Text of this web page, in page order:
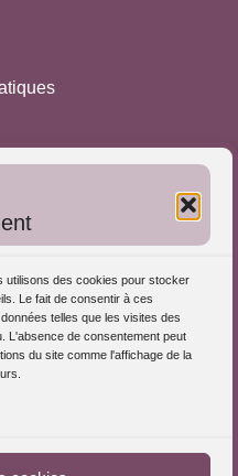
utilisons des cookies pour stocker
Le fait de consentir à ces
telles que les visites des
L'absence de consentement peut
du site comme l'affichage de la